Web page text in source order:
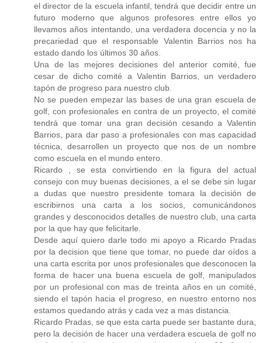
el director de la escuela infantil, tendrá que decidir entre un
futuro moderno que algunos profesores entre ellos yo
llevamos años intentando, una verdadera docencia y no la
precariedad que el responsable Valentin Barrios nos ha
estado dando los últimos 30 años.
Una de las mejores decisiones del anterior comité, fue
cesar de dicho comité a Valentin Barrios, un verdadero
tapón de progreso para nuestro club.
No se pueden empezar las bases de una gran escuela de
golf, con profesionales en contra de un proyecto, el comité
tendrá que tomar una gran decisión cesando a Valentin
Barrios, para dar paso a profesionales con mas capacidad
técnica, desarrollen un proyecto que nos de un nombre
como escuela en el mundo entero.
Ricardo , se esta convirtiendo en la figura del actual
consejo con muy buenas decisiones, a el se debe sin lugar
a dudas que nuestro presidente tomara la decisión de
escribirnos una carta a los socios, comunicándonos
grandes y desconocidos detalles de nuestro club, una carta
por la que hay que felicitarle.
Desde aquí quiero darle todo mi apoyo a Ricardo Pradas
por la decision que tiene que tomar, no puede dar oídos a
una carta escrita por unos profesionales que desconocen la
forma de hacer una buena escuela de golf, manipulados
por un profesional con mas de treinta años en un comité,
siendo el tapón hacia el progreso, en nuestro entorno nos
estamos quedando atrás y cada vez a mas distancia.
Ricardo Pradas, se que esta carta puede ser bastante dura,
pero la decisión de hacer una verdadera escuela de golf no